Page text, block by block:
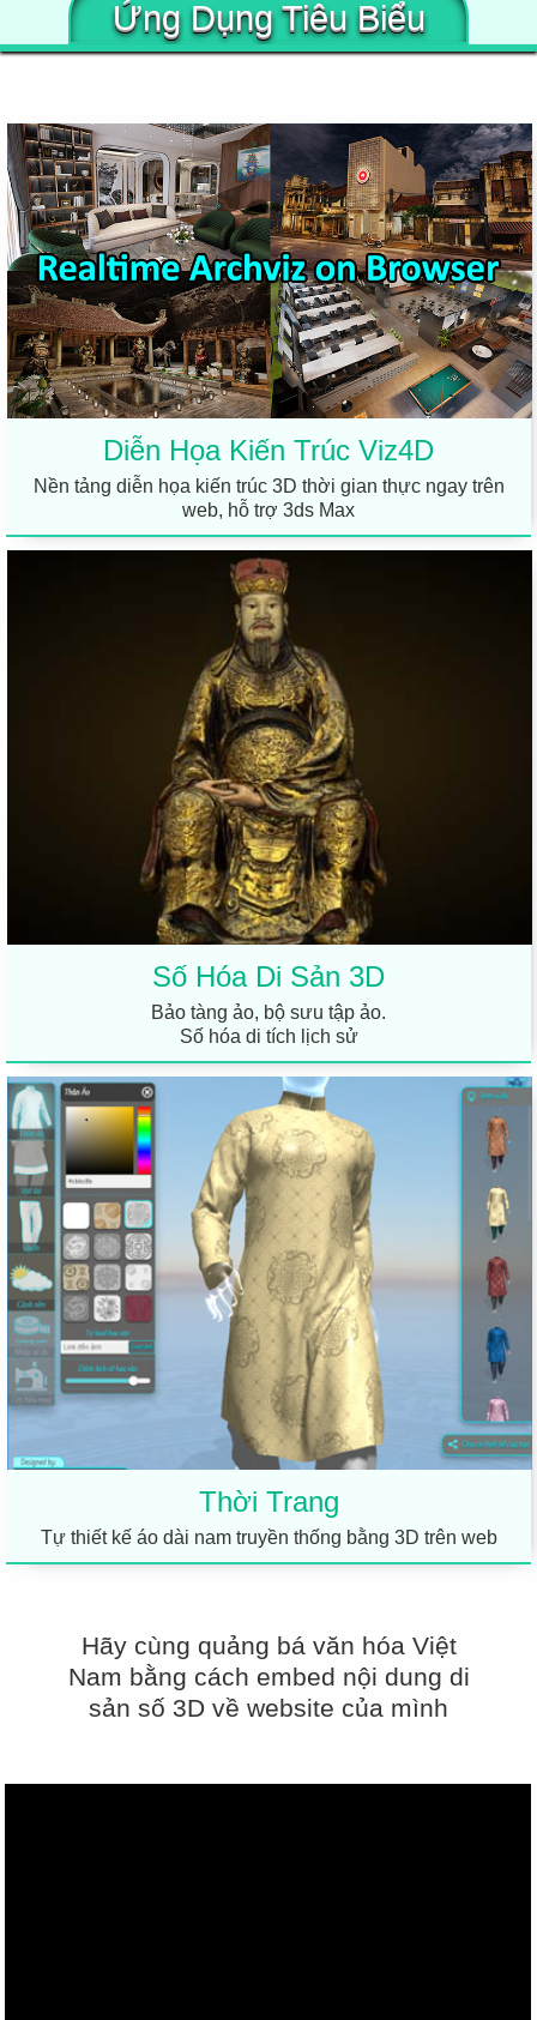
Ứng Dụng Tiêu Biểu
Diễn Họa Kiến Trúc Viz4D
Nền tảng diễn họa kiến trúc 3D thời gian thực ngay trên
web, hỗ trợ 3ds Max
Số Hóa Di Sản 3D
Bảo tàng ảo, bộ sưu tập ảo.
Số hóa di tích lịch sử
Thời Trang
Tự thiết kế áo dài nam truyền thống bằng 3D trên web
Hãy cùng quảng bá văn hóa Việt
Nam bằng cách embed nội dung di
sản số 3D về website của mình